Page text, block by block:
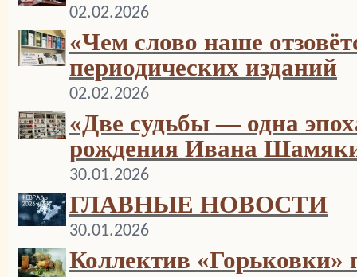
02.02.2026
«Чем слово наше
периодических изданий
02.02.2026
«Две судьбы — одна
рождения Ивана
30.01.2026
ГЛАВНЫЕ НОВОСТИ
30.01.2026
Коллектив «Горьковки»